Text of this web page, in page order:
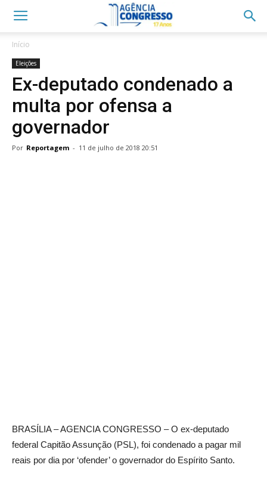
Início
Eleições
Ex-deputado condenado a
multa por ofensa a
governador
Por Reportagem - 11 de julho de 2018 20:51
BRASÍLIA – AGENCIA CONGRESSO – O ex-deputado
federal Capitão Assunção (PSL), foi condenado a pagar mil
reais por dia por ‘ofender’ o governador do Espírito Santo.